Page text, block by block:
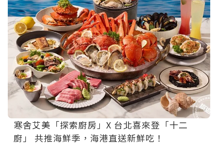
寒舍艾美「探索廚房」X 台北喜來登「十二
廚」 共推海鮮季，海港直送新鮮吃！